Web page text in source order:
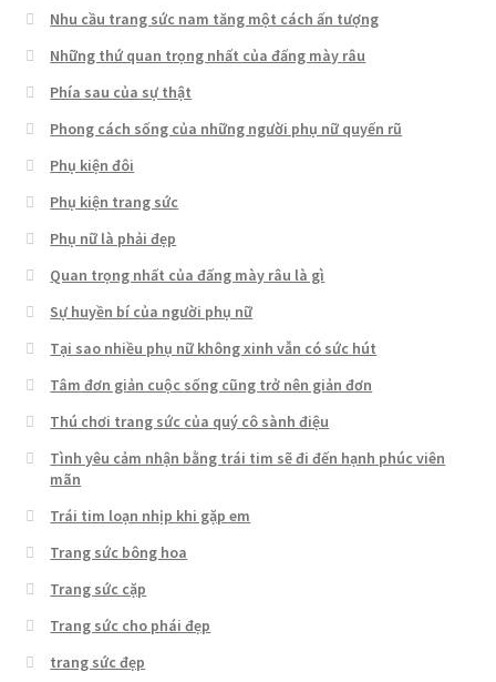
Nhu cầu trang sức nam tăng một cách ấn tượng
Những thứ quan trọng nhất của đấng mày râu
Phía sau của sự thật
Phong cách sống của những người phụ nữ quyến rũ
Phụ kiện đôi
Phụ kiện trang sức
Phụ nữ là phải đẹp
Quan trọng nhất của đấng mày râu là gì
Sự huyền bí của người phụ nữ
Tại sao nhiều phụ nữ không xinh vẫn có sức hút
Tâm đơn giản cuộc sống cũng trở nên giản đơn
Thú chơi trang sức của quý cô sành điệu
Tình yêu cảm nhận bằng trái tim sẽ đi đến hạnh phúc viên
mãn
Trái tim loạn nhịp khi gặp em
Trang sức bông hoa
Trang sức cặp
Trang sức cho phái đẹp
trang sức đẹp